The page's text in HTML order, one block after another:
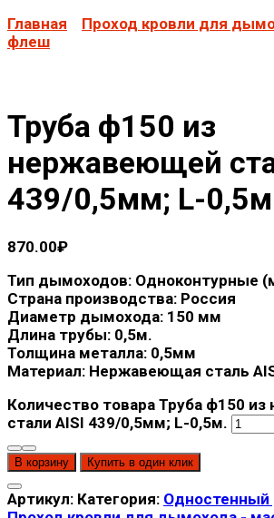
Главная
Проход кровли для
флеш
Труба ф150 из
нержавеющей
439/0,5мм; L-
870.00₽
Тип дымоходов: Одноконтурные
Страна производства: Россия
Диаметр дымохода: 150 мм
Длина трубы: 0,5м.
Толщина металла: 0,5мм
Материал: Нержавеющая сталь
Количество товара Труба ф150
стали AISI 439/0,5мм; L-0,5м.
В корзину Купить в один клик
Артикул: Категория: